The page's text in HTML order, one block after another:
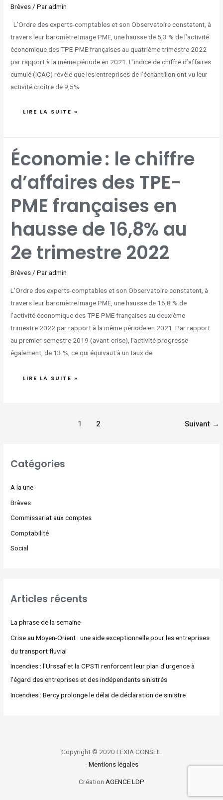
Brèves / Paradmin
L’Ordre des experts-comptables et son Observatoire constatent, à
travers leur baromètre Image PME, une hausse de 5,3 % de l’activité
économique des TPE-PME françaises au quatrième trimestre 2022
par rapport à la même période en 2021. L’indice de chiffre d’affaires
cumulé (ICAC) révèle que les entreprises de l’échantillon ont vu leur
activité croître de 9,5%
LIRE LA SUITE »
Économie : le chiffre
d’affaires des TPE-
PME françaises en
hausse de 16,8% au
2e trimestre 2022
Brèves/ Paradmin
L’Ordre des experts-comptables et son Observatoire constatent, à
travers leur baromètre Image PME, une hausse de 16,8 % de
l’activité économique des TPE-PME françaises au deuxième
trimestre 2022 par rapport à la même période en 2021. Par rapport
au premier semestre 2019 (avant-crise), l’activité progresse
également, de 13 %, ce qui équivaut à un taux de
LE
CHIFFRE
D’AFFAIRES
TPE-
PME
FRANÇAISES
EN
DE
16,8%
AU
2E
2022
LIRE LA SUITE »
1 2 Suivant →
Catégories
A la une
Brèves
Commissariat aux comptes
Comptabilité
Social
Articles récents
La phrase de la semaine
Crise au Moyen-Orient : une aide exceptionnelle pour les entreprises
du transport fluvial
Incendies : l'Urssaf et la CPSTI renforcent leur plan d'urgence à
l'égard des entreprises et des indépendants sinistrés
Incendies : Bercy prolonge le délai de déclaration de sinistre
Copyright © 2020 LEXIA CONSEIL
-Mentions légales
Création AGENCE LDP